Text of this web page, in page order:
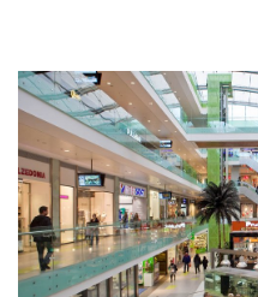
to
main
content